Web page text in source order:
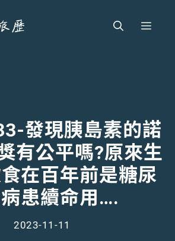
Menu
發現胰島素的諾
有公平嗎?原來生
在百年前是糖尿
病患續命用….
2023-11-11